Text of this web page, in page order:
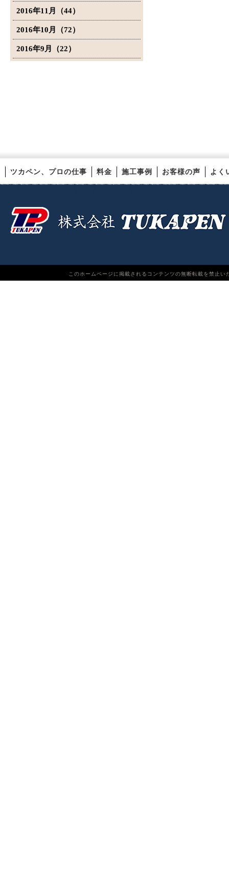
2016年11月（44）
2016年10月（72）
2016年9月（22）
ツカペン、プロの仕事 料金 施工事例 お客様の声 よく
このホームページに掲載されるコンテンツの無断転載を禁